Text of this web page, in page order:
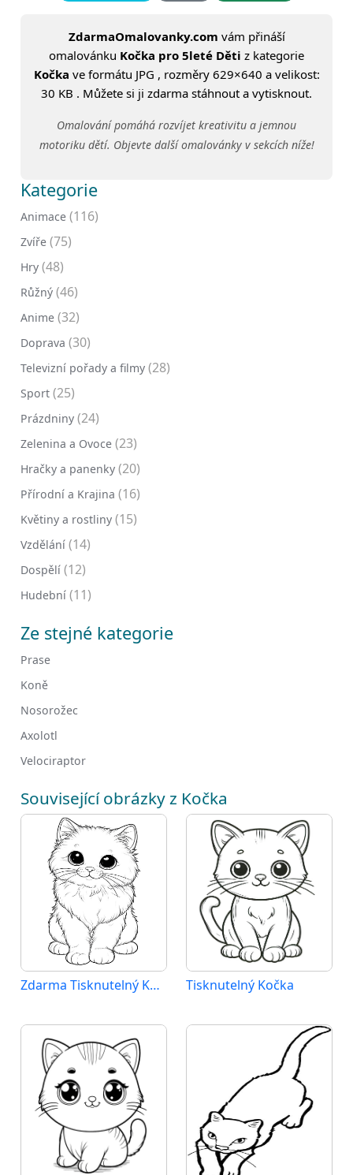
ZdarmaOmalovanky.com vám přináší
omalovánku Kočka pro 5leté Děti z kategorie
Kočka ve formátu JPG , rozměry 629×640 a velikost:
30 KB . Můžete si ji zdarma stáhnout a vytisknout.
Omalování pomáhá rozvíjet kreativitu a jemnou
motoriku dětí. Objevte další omalovánky v sekcích níže!
Kategorie
Animace (116)
Zvíře (75)
Hry (48)
Růžný (46)
Anime (32)
Doprava (30)
Televizní pořady a filmy (28)
Sport (25)
Prázdniny (24)
Zelenina a Ovoce (23)
Hračky a panenky (20)
Přírodní a Krajina (16)
Květiny a rostliny (15)
Vzdělání (14)
Dospělí (12)
Hudební (11)
Ze stejné kategorie
Prase
Koně
Nosorožec
Axolotl
Velociraptor
Související obrázky z Kočka
Zdarma Tisknutelný Kočka Tisknutelný Kočka